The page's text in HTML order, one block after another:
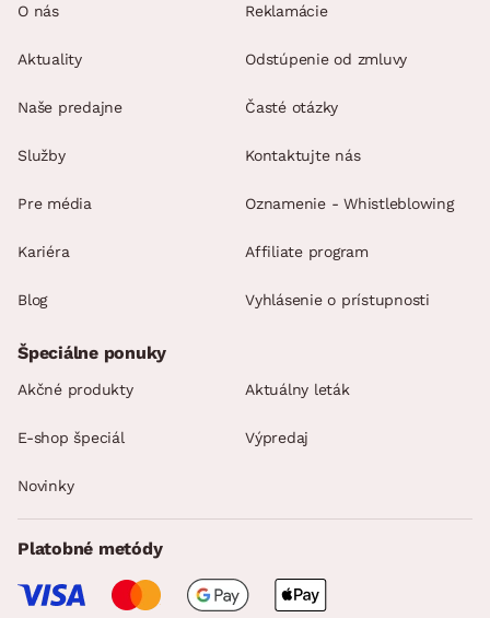
O nás
Aktuality
Naše predajne
Služby
Pre média
Kariéra
Blog
Reklamácie
Odstúpenie od zmluvy
Časté otázky
Kontaktujte nás
Oznamenie - Whistleblowing
Affiliate program
Vyhlásenie o prístupnosti
Špeciálne ponuky
Akčné produkty Aktuálny leták
E-shop špeciál Výpredaj
Novinky
Platobné metódy